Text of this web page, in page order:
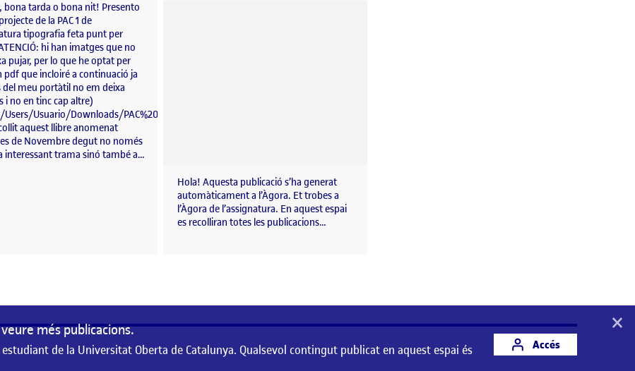
bona tarda o bona nit! Presento
de la PAC 1 de
tipografia feta punt per
hi han imatges que no
pujar, per lo que he optat per
pdf que incloiré a continuació ja
del meu portàtil no em deixa
i no en tinc cap altre)
Usuario/Downloads/PAC%201%20Tipografia%20(1).pdf
aquest llibre anomenat
de Novembre degut no només
interessant trama sinó també a…
Hola! Aquesta publicació s’ha generat
automàticament a l’Àgora. Et trobes a
l’Àgora de l’assignatura. En aquest espai
es recolliran totes les publicacions…
més publicacions.
de la Universitat Oberta de Catalunya. Qualsevol contingut publicat en aquest espai és
Accés
×